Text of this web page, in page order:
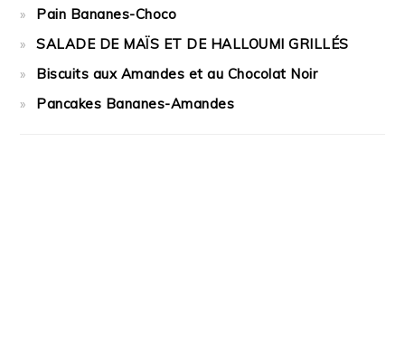
Pain Bananes-Choco
SALADE DE MAÏS ET DE HALLOUMI GRILLÉS
Biscuits aux Amandes et au Chocolat Noir
Pancakes Bananes-Amandes